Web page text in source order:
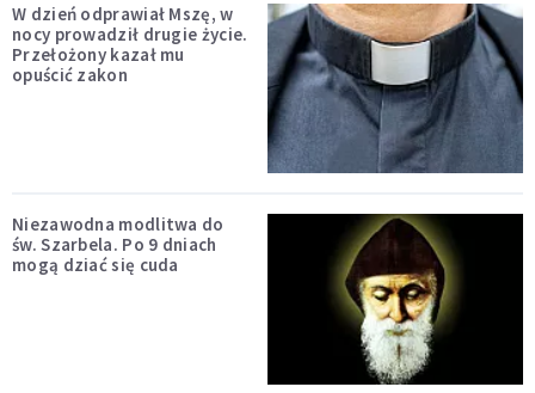
W dzień odprawiał Mszę, w
nocy prowadził drugie życie.
Przełożony kazał mu
opuścić zakon
Niezawodna modlitwa do
św. Szarbela. Po 9 dniach
mogą dziać się cuda